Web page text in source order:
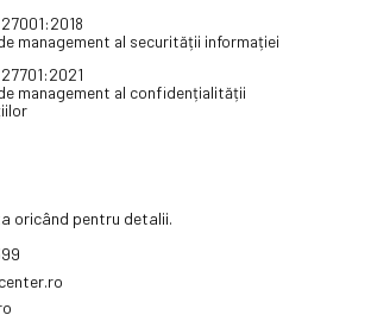
management al securității informației
management al confidențialității
oricând pentru detalii.